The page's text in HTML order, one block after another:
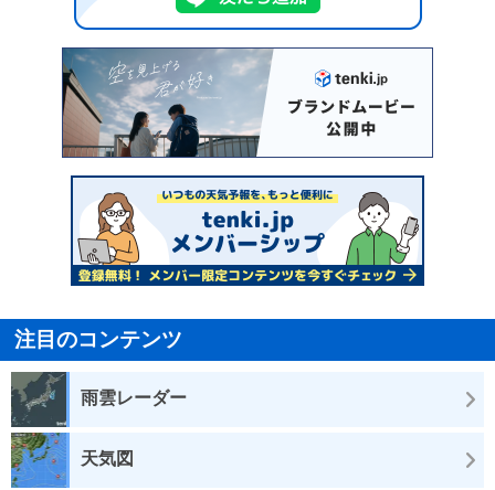
注目のコンテンツ
雨雲レーダー
天気図